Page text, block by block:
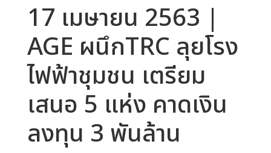
17 เมษายน 2563 |
AGE ผนึกTRC ลุยโรง
ไฟฟ้าชุมชน เตรียม
เสนอ 5 แห่ง คาดเงิน
ลงทุน 3 พันล้าน